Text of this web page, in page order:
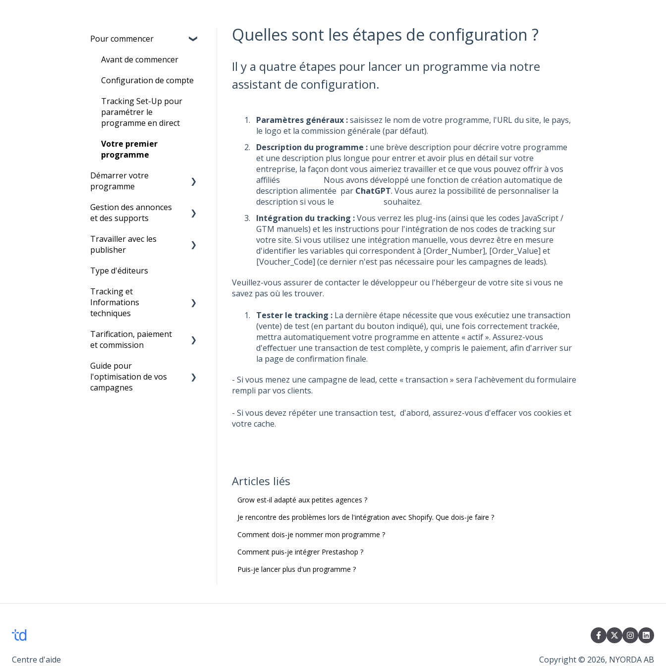
Quelles sont les étapes de configuration ?
Il y a quatre étapes pour lancer un programme via notre
assistant de configuration.
Paramètres généraux :saisissez le nom de votre programme, l'URL du site, le pays,
le logo et la commission générale (par défaut).
Description du programme :une brève description pour décrire votre programme
et une description plus longue pour entrer et avoir plus en détail sur votre
entreprise, la façon dont vous aimeriez travailler et ce que vous pouvez offrir à vos
affiliés Nous avons développé une fonction de création automatique de
description alimentée par ChatGPT. Vous aurez la possibilité de personnaliser la
description si vous le souhaitez.
Intégration du tracking :Vous verrez les plug-ins (ainsi que les codes JavaScript /
GTM manuels) et les instructions pour l'intégration de nos codes de tracking sur
votre site. Si vous utilisez une intégration manuelle, vous devrez être en mesure
d'identifier les variables qui correspondent à [Order_Number], [Order_Value] et
[Voucher_Code] (ce dernier n'est pas nécessaire pour les campagnes de leads).
Veuillez-vous assurer de contacter le développeur ou l'hébergeur de votre site si vous ne
savez pas où les trouver.
Tester le tracking :La dernière étape nécessite que vous exécutiez une transaction
(vente) de test (en partant du bouton indiqué), qui, une fois correctement trackée,
mettra automatiquement votre programme en attente « actif ». Assurez-vous
d'effectuer une transaction de test complète, y compris le paiement, afin d'arriver sur
la page de confirmation finale.
- Si vous menez une campagne de lead, cette « transaction » sera l'achèvement du formulaire
rempli par vos clients.
- Si vous devez répéter une transaction test, d'abord, assurez-vous d'effacervos cookies et
votre cache.
Articles liés
Grow est-il adapté aux petites agences ?
Je rencontre des problèmes lors de l'intégration avec Shopify. Que dois-je faire ?
Comment dois-je nommer mon programme ?
Comment puis-je intégrer Prestashop ?
Puis-je lancer plus d'un programme ?
Pour commencer
Avant de commencer
Configuration de compte
Tracking Set-Up pour
paramétrer le
programme en direct
Votre premier
programme
Démarrer votre
programme
La mise en place d'un
programme
Gestion des annonces
et des supports
Flux de produits
bannières
Codes promotionnels et
Annonces HTML
Travailler avec les
publisher
Réseau de Tradedoubler
Gestion des affiliés
Type d'éditeurs
Tracking et
Informations
techniques
Statistiques
Technique
Tarification, paiement
et commission
Frais d'abonnement
Facturation
Guide pour
l'optimisation de vos
campagnes
Centre d'aide Copyright © 2026, NYORDA AB